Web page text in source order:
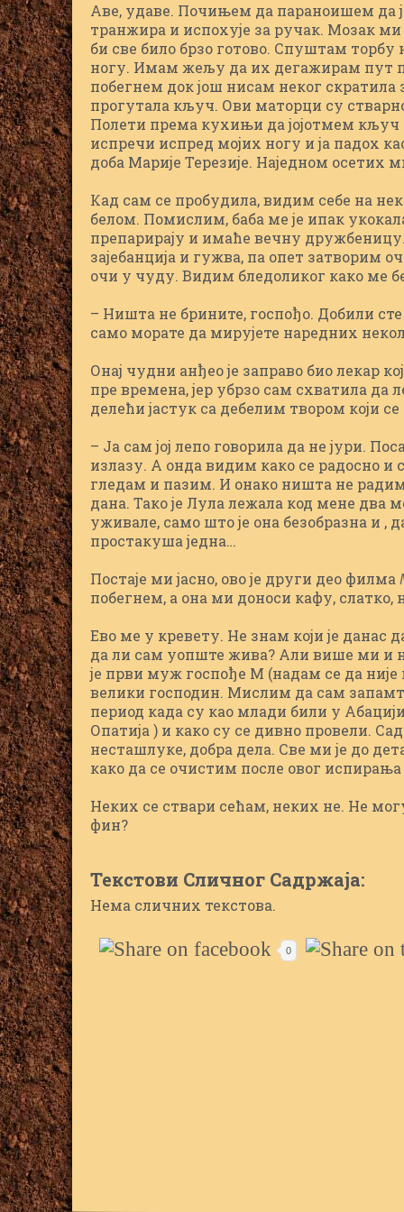
Аве, удаве. Почињем да параноишем да
транжира и испохује за ручак. Мозак
би све било брзо готово. Спуштам торбу
ногу. Имам жељу да их дегажирам пут
побегнем док још нисам неког скратила
прогутала кључ. Ови маторци су
Полети према кухињи да јојотмем кључ
испречи испред мојих ногу и ја падох
доба Марије Терезије. Наједном осетих
Кад сам се пробудила, видим себе на
белом. Помислим, баба ме је ипак
препарирају и имаће вечну
зајебанција и гужва, па опет затворим
очи у чуду. Видим бледоликог како ме
– Ништа не брините, госпођо. Добили
само морате да мирујете наредних
Онај чудни анђео је заправо био лекар
пре времена, јер убрзо сам схватила да
делећи јастук са дебелим твором који
– Ја сам јој лепо говорила да не јури.
излазу. А онда видим како се радосно и
гледам и пазим. И онако ништа не
дана. Тако је Лула лежала код мене два
уживале, само што је она безобразна и ,
простакуша једна…
Постаје ми јасно, ово је други део филма
побегнем, а она ми доноси кафу,
Ево ме у кревету. Не знам који је данас
да ли сам уопште жива? Али више ми и
је први муж госпође М (надам се да
велики господин. Мислим да сам
период када су као млади били у
Опатија ) и како су се дивно провели.
несташлуке, добра дела. Све ми је до
како да се очистим после овог
Неких се ствари сећам, неких не. Не
фин?
Текстови Сличног Садржаја:
Нема сличних текстова.
0